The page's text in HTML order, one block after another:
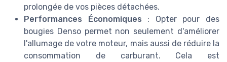
prolongée de vos pièces détachées.
Performances Économiques : Opter pour des
bougies Denso permet non seulement d'améliorer
l'allumage de votre moteur, mais aussi de réduire la
consommation de carburant. Cela est